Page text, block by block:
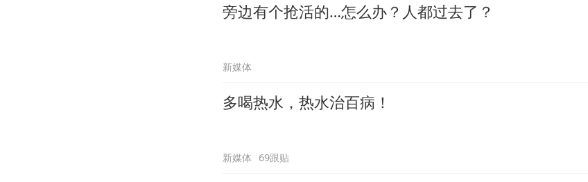
旁边有个抢活的…怎么办？人都过去了？
新媒体
多喝热水，热水治百病！
新媒体 69跟贴